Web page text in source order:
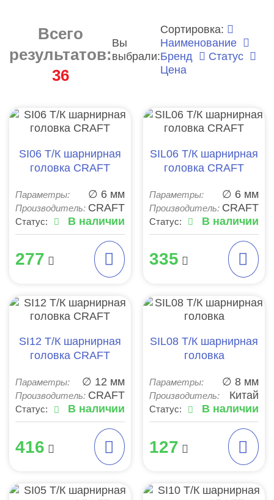
Всего
результатов:
36
Вы
выбрали:
Сортировка:
Наименование
Бренд
Статус
Цена
SI06 Т/К шарнирная
головка CRAFT
Параметры: ∅ 6 мм
Производитель: CRAFT
Статус: В наличии
277
SIL06 Т/К шарнирная
головка CRAFT
Параметры: ∅ 6 мм
Производитель: CRAFT
Статус: В наличии
335
SI12 Т/К шарнирная
головка CRAFT
Параметры: ∅ 12 мм
Производитель: CRAFT
Статус: В наличии
416
SIL08 Т/К шарнирная
головка
Параметры: ∅ 8 мм
Производитель: Китай
Статус: В наличии
127